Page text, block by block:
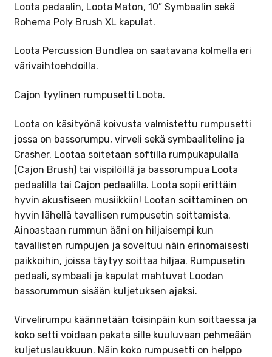
Loota pedaalin, Loota Maton, 10″ Symbaalin sekä
Rohema Poly Brush XL kapulat.
Loota Percussion Bundlea on saatavana kolmella eri
värivaihtoehdoilla.
Cajon tyylinen rumpusetti Loota.
Loota on käsityönä koivusta valmistettu rumpusetti
jossa on bassorumpu, virveli sekä symbaaliteline ja
Crasher. Lootaa soitetaan softilla rumpukapulalla
(Cajon Brush) tai vispilöillä ja bassorumpua Loota
pedaalilla tai Cajon pedaalilla. Loota sopii erittäin
hyvin akustiseen musiikkiin! Lootan soittaminen on
hyvin lähellä tavallisen rumpusetin soittamista.
Ainoastaan rummun ääni on hiljaisempi kun
tavallisten rumpujen ja soveltuu näin erinomaisesti
paikkoihin, joissa täytyy soittaa hiljaa. Rumpusetin
pedaali, symbaali ja kapulat mahtuvat Loodan
bassorummun sisään kuljetuksen ajaksi.
Virvelirumpu käännetään toisinpäin kun soittaessa ja
koko setti voidaan pakata sille kuuluvaan pehmeään
kuljetuslaukkuun. Näin koko rumpusetti on helppo